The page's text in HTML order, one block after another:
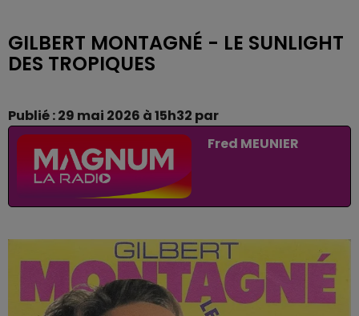
GILBERT MONTAGNÉ - LE SUNLIGHT
DES TROPIQUES
Publié : 29 mai 2026 à 15h32 par
Fred MEUNIER